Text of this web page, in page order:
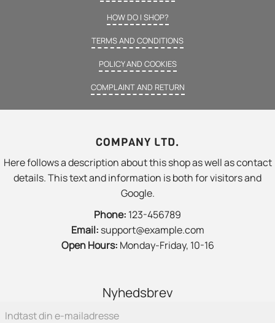
HOW DO I SHOP?
TERMS AND CONDITIONS
POLICY AND COOKIES
COMPLAINT AND RETURN
COMPANY LTD.
Here follows a description about this shop as well as contact
details. This text and information is both for visitors and
Google.
Phone: 123-456789
Email: support@example.com
Open Hours: Monday-Friday, 10-16
Nyhedsbrev